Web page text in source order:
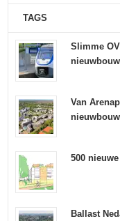
TAGS
Slimme
Van
500
Ballast